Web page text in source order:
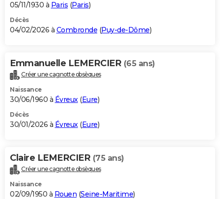
05/11/1930 à Paris (Paris)
Décès
04/02/2026 à Combronde (Puy-de-Dôme)
Emmanuelle LEMERCIER (65 ans)
Créer une cagnotte obsèques
Naissance
30/06/1960 à Évreux(Eure)
Décès
30/01/2026 à Évreux(Eure)
Claire LEMERCIER (75 ans)
Créer une cagnotte obsèques
Naissance
02/09/1950 à Rouen (Seine-Maritime)